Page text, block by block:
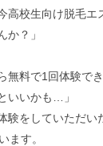
高校生向け脱毛
か？」
無料で1回体験でき
いいかも…」
験をしていただ
ます。